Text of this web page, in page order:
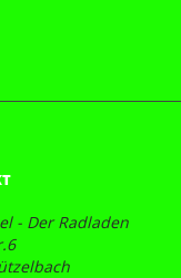
- Der Radladen